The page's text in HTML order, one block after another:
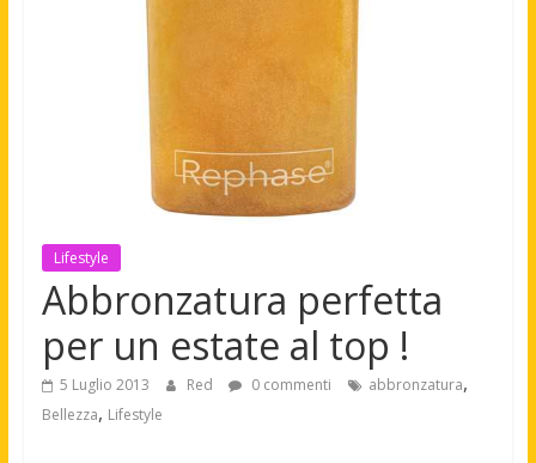
Lifestyle
Abbronzatura perfetta
per un estate al top !
5 Luglio 2013 Red 0 commenti abbronzatura,
Bellezza, Lifestyle